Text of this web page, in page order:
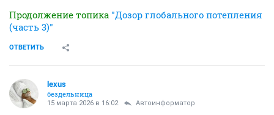
Продолжение топика "Дозор глобального потепления
(часть 3)"
ОТВЕТИТЬ
lexus
бездельница
15 марта 2026 в 16:02 Автоинформатор